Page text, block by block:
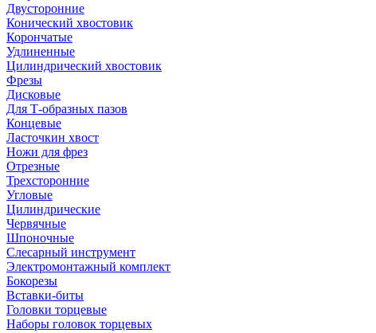
Двусторонние
Конический хвостовик
Корончатые
Удлиненные
Цилиндрический хвостовик
Фрезы
Дисковые
Для Т-образных пазов
Концевые
Ласточкин хвост
Ножи для фрез
Отрезные
Трехсторонние
Угловые
Цилиндрические
Червячные
Шпоночные
Слесарный инструмент
Электромонтажный комплект
Бокорезы
Вставки-биты
Головки торцевые
Наборы головок торцевых